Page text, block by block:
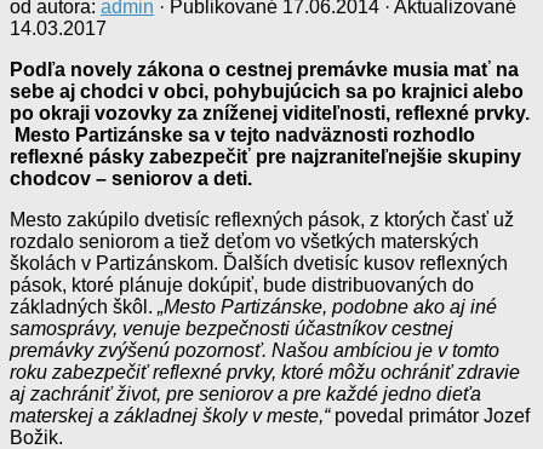
od autora: admin · Publikované 17.06.2014 · Aktualizované
14.03.2017
Podľa novely zákona o cestnej premávke musia mať na
sebe aj chodci v obci, pohybujúcich sa po krajnici alebo
po okraji vozovky za zníženej viditeľnosti, reflexné prvky.
Mesto Partizánske sa v tejto nadväznosti rozhodlo
reflexné pásky zabezpečiť pre najzraniteľnejšie skupiny
chodcov – seniorov a deti.
Mesto zakúpilo dvetisíc reflexných pások, z ktorých časť už
rozdalo seniorom a tiež deťom vo všetkých materských
školách v Partizánskom. Ďalších dvetisíc kusov reflexných
pások, ktoré plánuje dokúpiť, bude distribuovaných do
základných škôl. „Mesto Partizánske, podobne ako aj iné
samosprávy, venuje bezpečnosti účastníkov cestnej
premávky zvýšenú pozornosť. Našou ambíciou je v tomto
roku zabezpečiť reflexné prvky, ktoré môžu ochrániť zdravie
aj zachrániť život, pre seniorov a pre každé jedno dieťa
materskej a základnej školy v meste,“povedal primátor Jozef
Božik.